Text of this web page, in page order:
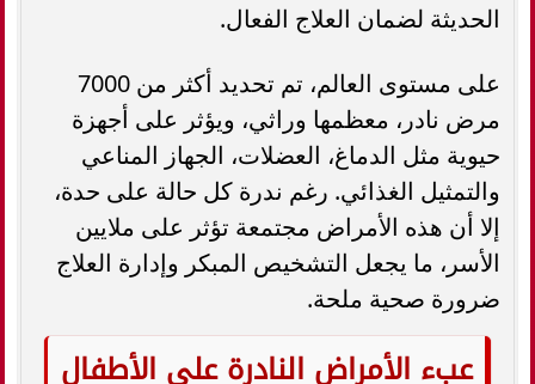
الحديثة لضمان العلاج الفعال.
على مستوى العالم، تم تحديد أكثر من 7000
مرض نادر، معظمها وراثي، ويؤثر على أجهزة
حيوية مثل الدماغ، العضلات، الجهاز المناعي
والتمثيل الغذائي. رغم ندرة كل حالة على حدة،
إلا أن هذه الأمراض مجتمعة تؤثر على ملايين
الأسر، ما يجعل التشخيص المبكر وإدارة العلاج
ضرورة صحية ملحة.
عبء الأمراض النادرة على الأطفال